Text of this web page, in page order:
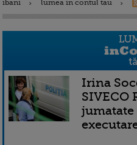
ibani lumea in contul tau
Irina
SIVECO